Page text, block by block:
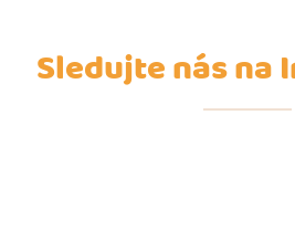
Sledujte nás na